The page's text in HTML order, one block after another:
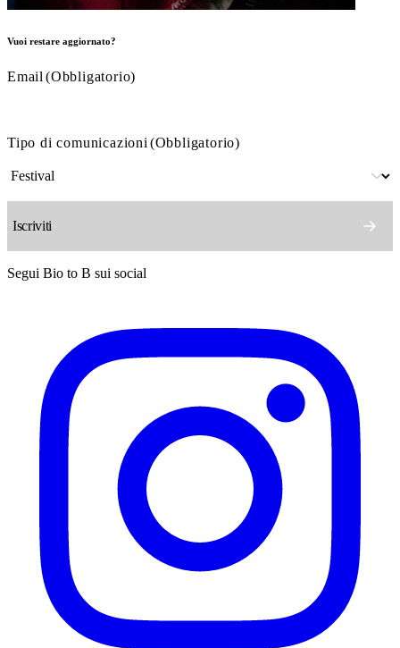
Vuoi restare aggiornato?
Email (Obbligatorio)
Tipo di comunicazioni (Obbligatorio)
Segui Bio to B sui social